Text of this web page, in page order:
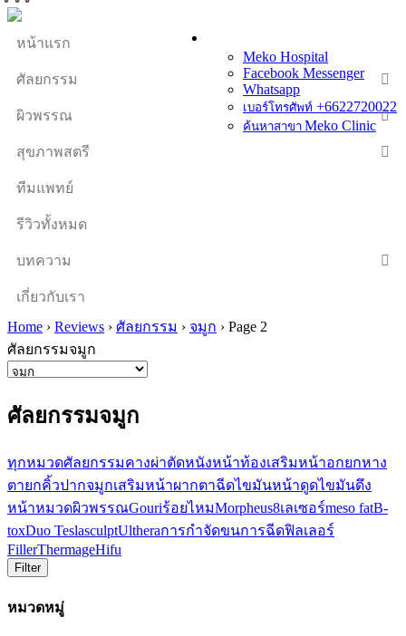
Meko Hospital
Facebook Messenger
Whatsapp
เบอร์โทรศัพท์ +6622720022
ค้นหาสาขา Meko Clinic
หน้าแรก
ศัลยกรรม
ผิวพรรณ
สุขภาพสตรี
ทีมแพทย์
รีวิวทั้งหมด
บทความ
เกี่ยวกับเรา
Home › Reviews › ศัลยกรรม › จมูก › Page 2
ศัลยกรรมจมูก
ศัลยกรรมจมูก
ทุกหมวดศัลยกรรมคางผ่าตัดหนังหน้าท้องเสริมหน้าอกยกหาง
ตายกคิ้วปากจมูกเสริมหน้าผากตาฉีดไขมันหน้าดูดไขมันดึง
หน้าหมวดผิวพรรณGouriร้อยไหมMorpheus8เลเซอร์meso fatB-
toxDuo TeslasculptUltheraการกำจัดขนการฉีดฟิลเลอร์
FillerThermageHifu
Filter
หมวดหมู่